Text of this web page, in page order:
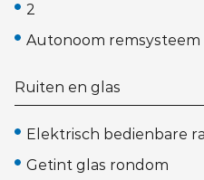
2
Autonoom remsysteem
Ruiten en glas
Elektrisch bedienbare
Getint glas rondom